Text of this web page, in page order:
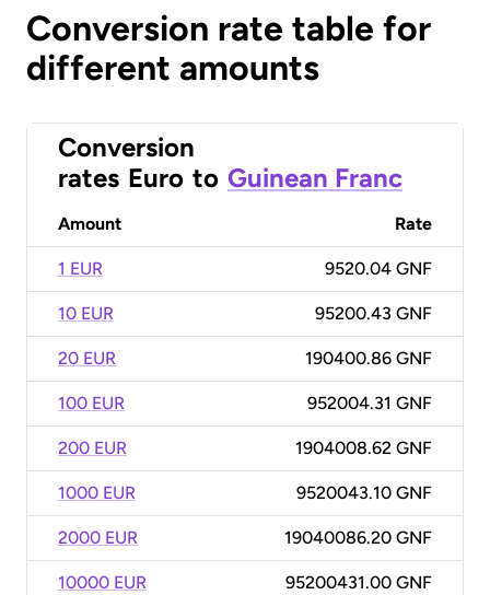
Conversion rate table for
different amounts
Conversion
rates Euro to Guinean Franc
Amount Rate
1 EUR 9520.04 GNF
10 EUR 95200.43 GNF
20 EUR 190400.86 GNF
100 EUR 952004.31 GNF
200 EUR 1904008.62 GNF
1000 EUR 9520043.10 GNF
2000 EUR 19040086.20 GNF
10000 EUR 95200431.00 GNF